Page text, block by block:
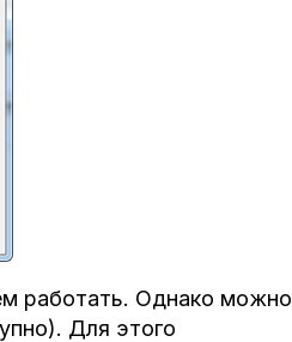
работать. Однако можно
Для этого